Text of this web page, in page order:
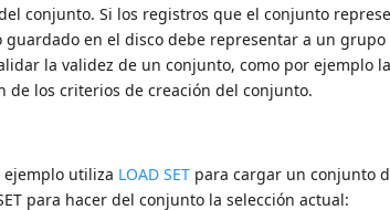
conjunto. Si los registros que el conjunto
guardado en el disco debe representar a un
la validez de un conjunto, como por ejemplo
de los criterios de creación del conjunto.
ejemplo utiliza LOAD SET para cargar un conjunto
para hacer del conjunto la selección actual: